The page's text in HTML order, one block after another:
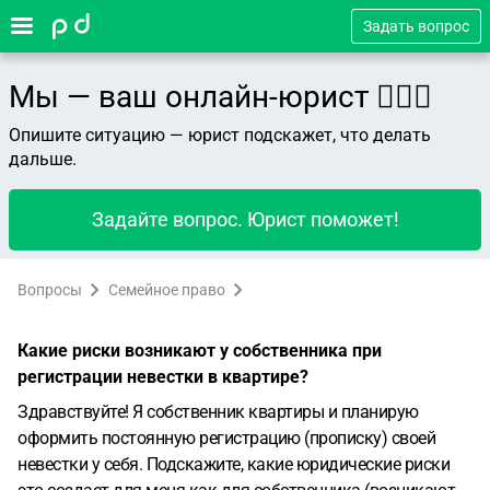
Задать вопрос
Мы — ваш онлайн-юрист 👨🏻‍⚖️
Опишите ситуацию — юрист подскажет, что делать
дальше.
Задайте вопрос. Юрист поможет!
Вопросы Семейное право
Какие риски возникают у собственника при
регистрации невестки в квартире?
Здравствуйте! Я собственник квартиры и планирую
оформить постоянную регистрацию (прописку) своей
невестки у себя. Подскажите, какие юридические риски